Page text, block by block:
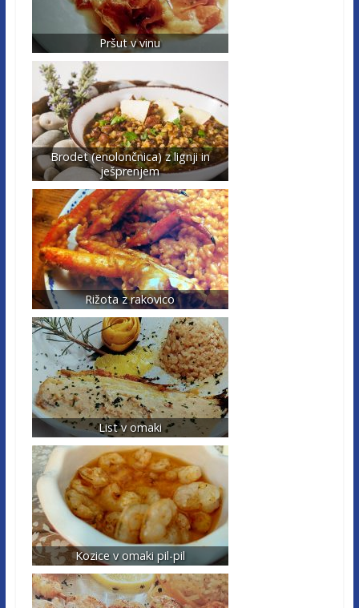
Pršut v vinu
Brodet (enolončnica) z lignji in
ješprenjem
Rižota z rakovico
List v omaki
Kozice v omaki pil-pil